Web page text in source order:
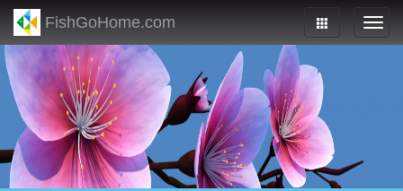
FishGoHome.com